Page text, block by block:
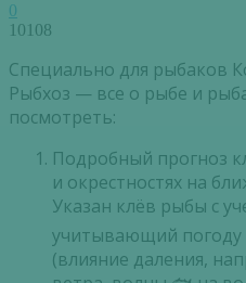
0
10108
Специально для рыбаков
Рыбхоз — все о рыбе и
посмотреть:
Подробный прогноз
и окрестностях на
Указан клёв рыбы с
учитывающий погоду
(влияние даления,